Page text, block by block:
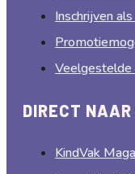
Inschrijven
Veelgestelde
DIRECT NAAR
KindVak